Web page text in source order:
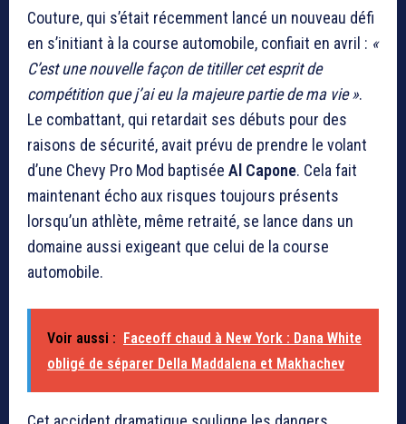
Couture, qui s’était récemment lancé un nouveau défi
en s’initiant à la course automobile, confiait en avril : «
C’est une nouvelle façon de titiller cet esprit de
compétition que j’ai eu la majeure partie de ma vie ».
Le combattant, qui retardait ses débuts pour des
raisons de sécurité, avait prévu de prendre le volant
d’une Chevy Pro Mod baptisée Al Capone. Cela fait
maintenant écho aux risques toujours présents
lorsqu’un athlète, même retraité, se lance dans un
domaine aussi exigeant que celui de la course
automobile.
Voir aussi :
Faceoff chaud à New York : Dana White
obligé de séparer Della Maddalena et Makhachev